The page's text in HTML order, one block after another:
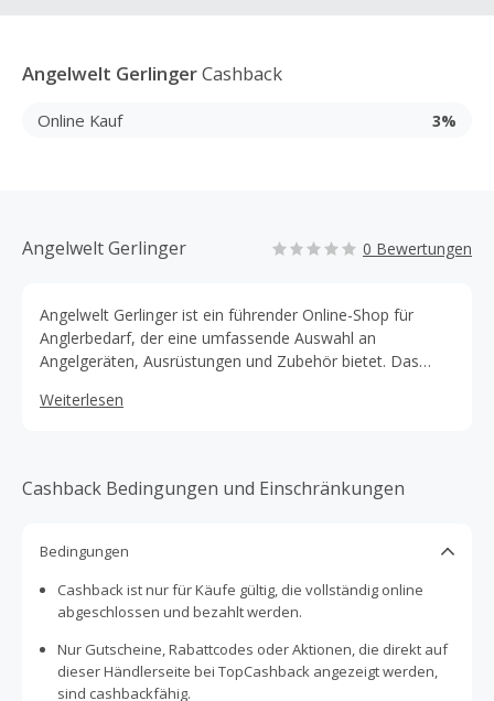
Angelwelt GerlingerCashback
Online Kauf 3%
Angelwelt Gerlinger 0 Bewertungen
Angelwelt Gerlinger ist ein führender Online-Shop für
Anglerbedarf, der eine umfassende Auswahl an
Angelgeräten, Ausrüstungen und Zubehör bietet. Das
und Bekleidung für verschiedene Angelarten wie Karpfen-,
Weiterlesen
Cashback Bedingungen und Einschränkungen
Bedingungen
Cashback ist nur für Käufe gültig, die vollständig online
abgeschlossen und bezahlt werden.
Nur Gutscheine, Rabattcodes oder Aktionen, die direkt auf
dieser Händlerseite bei TopCashback angezeigt werden,
sind cashbackfähig.